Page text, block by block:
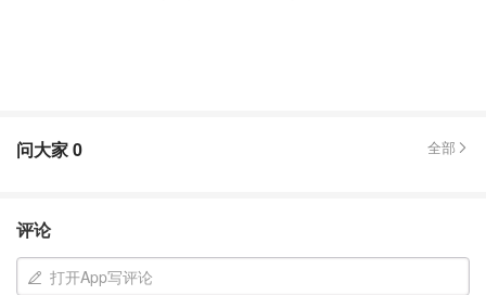
问大家0 全部
评论
打开App写评论